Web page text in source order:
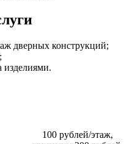
дверных конструкций;
изделиями.
100 рублей/этаж,